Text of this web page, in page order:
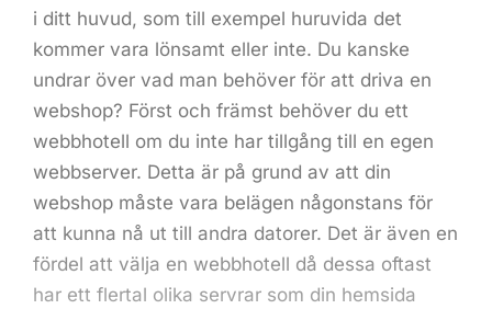
i ditt huvud, som till exempel huruvida det
kommer vara lönsamt eller inte. Du kanske
undrar över vad man behöver för att driva en
webshop? Först och främst behöver du ett
webbhotell om du inte har tillgång till en egen
webbserver. Detta är på grund av att din
webshop måste vara belägen någonstans för
att kunna nå ut till andra datorer. Det är även en
fördel att välja en webbhotell då dessa oftast
har ett flertal olika servrar som din hemsida